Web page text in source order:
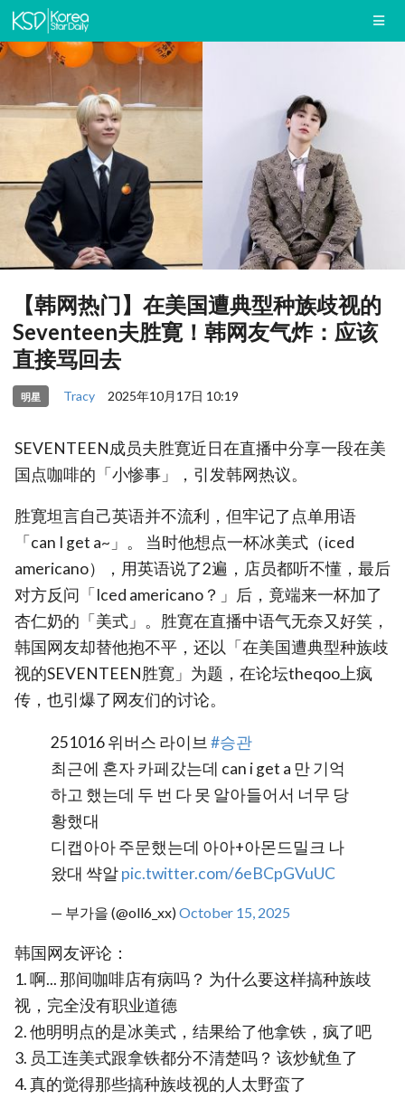
【韩网热门】在美国遭典型种族歧视的
Seventeen夫胜寛！韩网友气炸：应该
直接骂回去
明星 Tracy 2025年10月17日 10:19
SEVENTEEN成员夫胜寛近日在直播中分享一段在美
国点咖啡的「小惨事」，引发韩网热议。
胜寛坦言自己英语并不流利，但牢记了点单用语
「can I get a~」。 当时他想点一杯冰美式（iced
americano），用英语说了2遍，店员都听不懂，最后
对方反问「Iced americano？」后，竟端来一杯加了
杏仁奶的「美式」。胜寛在直播中语气无奈又好笑，
韩国网友却替他抱不平，还以「在美国遭典型种族歧
视的SEVENTEEN胜寛」为题，在论坛theqoo上疯
传，也引爆了网友们的讨论。
251016 위버스 라이브 #승관
최근에 혼자 카페갔는데 can i get a 만 기억
하고 했는데 두 번 다 못 알아들어서 너무 당
황했대
디캡아아 주문했는데 아아+아몬드밀크 나
왔대 쌱알pic.twitter.com/6eBCpGVuUC
— 부가을 (@oll6_xx)October 15, 2025
韩国网友评论：
1. 啊... 那间咖啡店有病吗？ 为什么要这样搞种族歧
视，完全没有职业道德
2. 他明明点的是冰美式，结果给了他拿铁，疯了吧
3. 员工连美式跟拿铁都分不清楚吗？ 该炒鱿鱼了
4. 真的觉得那些搞种族歧视的人太野蛮了